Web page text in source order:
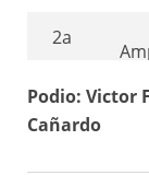
2a
3a
Podio: Victor
Cañardo